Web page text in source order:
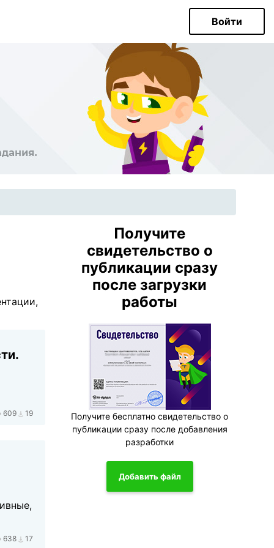
Войти
609 19
638 17
Получите
свидетельство о
публикации сразу
после загрузки
работы
Получите бесплатно свидетельство о
публикации сразу после добавления
разработки
Добавить файл